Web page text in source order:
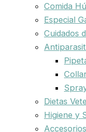
Comida
Especial
Cuidados
Dietas
Higiene y
Accesorios